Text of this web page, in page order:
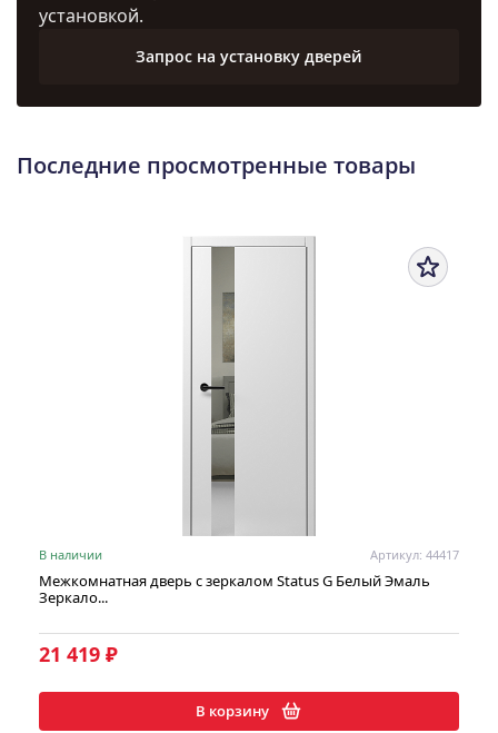
установкой.
Запрос на установку дверей
Последние просмотренные товары
В наличии Артикул: 44417
Межкомнатная дверь с зеркалом Status G Белый Эмаль
Зеркало...
21 419 ₽
В корзину